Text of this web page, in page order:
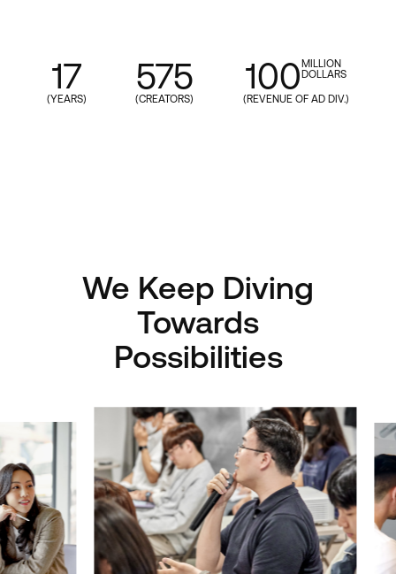
17
(YEARS)
575
(CREATORS)
100 MILLION
DOLLARS
(REVENUE OF AD DIV.)
We Keep Diving
Towards
Possibilities